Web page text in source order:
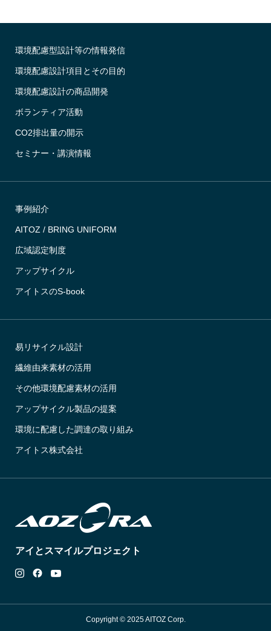
環境配慮型設計等の情報発信
環境配慮設計項目とその目的
環境配慮設計の商品開発
ボランティア活動
CO2排出量の開示
セミナー・講演情報
事例紹介
AITOZ / BRING UNIFORM
広域認定制度
アップサイクル
アイトスのS-book
易リサイクル設計
繊維由来素材の活用
その他環境配慮素材の活用
アップサイクル製品の提案
環境に配慮した調達の取り組み
アイトス株式会社
アイとスマイルプロジェクト
Copyright © 2025 AITOZ Corp.